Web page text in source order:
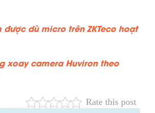
được dù micro trên ZKTeco hoạt
xoay camera Huviron theo
Rate this post